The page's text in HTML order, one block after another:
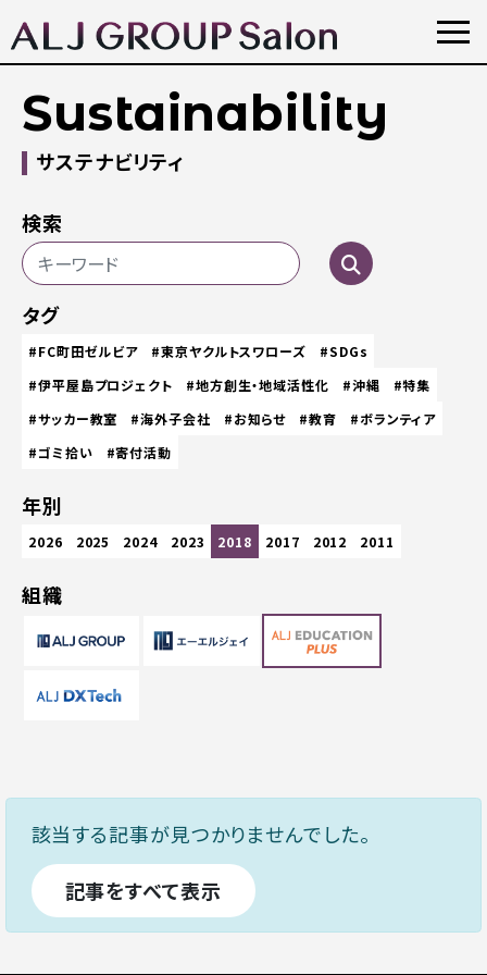
Sustainability
サステナビリティ
検索
タグ
#FC町田ゼルビア #東京ヤクルトスワローズ
#SDGs
#伊平屋島プロジェクト
#地方創生・地域活性化 #沖縄
#特集
#サッカー教室
#海外子会社 #お知らせ #教育
#ボランティア
#ゴミ拾い
#寄付活動
年別
2026 2025 2024 2023 2018 2017 2012 2011
組織
該当する記事が見つかりませんでした。
記事をすべて表示